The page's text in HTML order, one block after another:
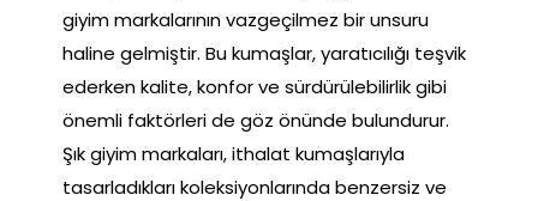
giyim markalarının vazgeçilmez bir unsuru
haline gelmiştir. Bu kumaşlar, yaratıcılığı teşvik
ederken kalite, konfor ve sürdürülebilirlik gibi
önemli faktörleri de göz önünde bulundurur.
Şık giyim markaları, ithalat kumaşlarıyla
tasarladıkları koleksiyonlarında benzersiz ve